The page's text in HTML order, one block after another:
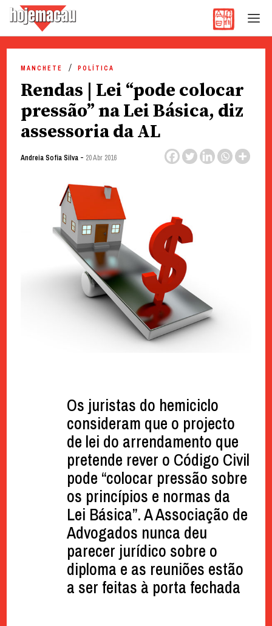
content
MANCHETE POLÍTICA
Rendas | Lei “pode colocar
pressão” na Lei Básica, diz
assessoria da AL
Andreia Sofia Silva- 20 Abr 2016
Os juristas do hemiciclo
consideram que o projecto
de lei do arrendamento que
pretende rever o Código Civil
pode “colocar pressão sobre
os princípios e normas da
Lei Básica”. A Associação de
Advogados nunca deu
parecer jurídico sobre o
diploma e as reuniões estão
a ser feitas à porta fechada